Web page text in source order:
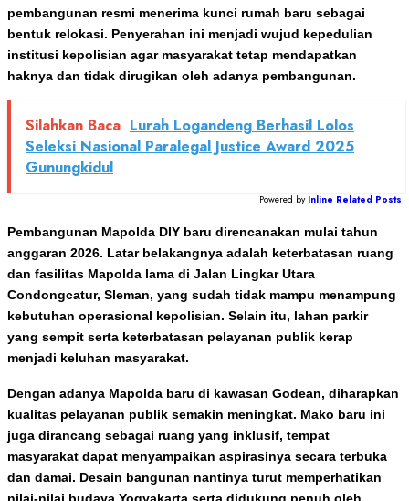
pembangunan resmi menerima kunci rumah baru sebagai
bentuk relokasi. Penyerahan ini menjadi wujud kepedulian
institusi kepolisian agar masyarakat tetap mendapatkan
haknya dan tidak dirugikan oleh adanya pembangunan.
Silahkan Baca Lurah Logandeng Berhasil Lolos
Seleksi Nasional Paralegal Justice Award 2025
Gunungkidul
Powered by Inline Related Posts
Pembangunan Mapolda DIY baru direncanakan mulai tahun
anggaran 2026. Latar belakangnya adalah keterbatasan ruang
dan fasilitas Mapolda lama di Jalan Lingkar Utara
Condongcatur, Sleman, yang sudah tidak mampu menampung
kebutuhan operasional kepolisian. Selain itu, lahan parkir
yang sempit serta keterbatasan pelayanan publik kerap
menjadi keluhan masyarakat.
Dengan adanya Mapolda baru di kawasan Godean, diharapkan
kualitas pelayanan publik semakin meningkat. Mako baru ini
juga dirancang sebagai ruang yang inklusif, tempat
masyarakat dapat menyampaikan aspirasinya secara terbuka
dan damai. Desain bangunan nantinya turut memperhatikan